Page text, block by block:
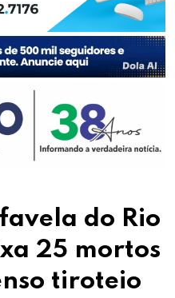
do Rio
25 mortos
tiroteio